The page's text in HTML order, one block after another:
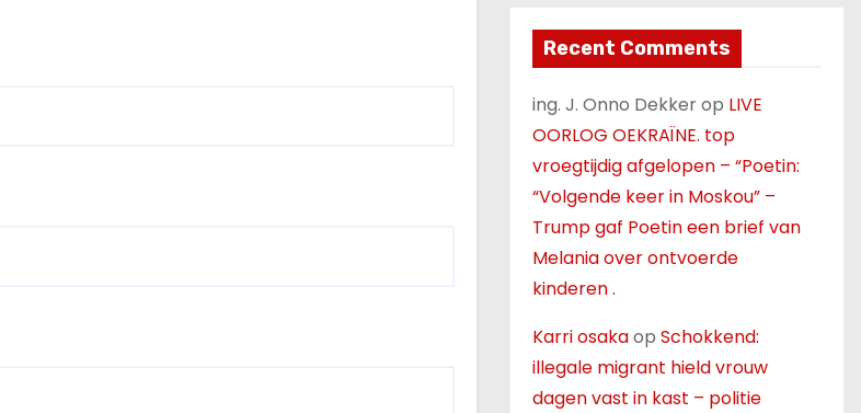
Recent Comments
ing. J. Onno Dekkerop LIVE
OORLOG OEKRAÏNE. top
vroegtijdig afgelopen – “Poetin:
“Volgende keer in Moskou” –
Trump gaf Poetin een brief van
Melania over ontvoerde
kinderen .
Karri osakaop Schokkend:
illegale migrant hield vrouw
dagen vast in kast – politie